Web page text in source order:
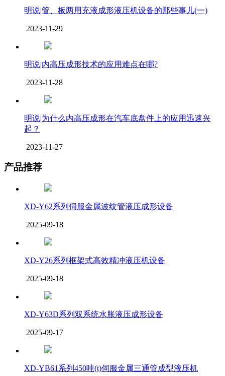
明说|管、板两用充液成形液压机设备的那些事儿(一)
2023-11-29
明说|内高压成形技术的应用难点在哪?
2023-11-28
明说|为什么内高压成形在汽车底盘件上的应用迅速兴
起？
2023-11-27
产品推荐
XD-Y62系列伺服金属波纹管液压成形设备
2025-09-18
XD-Y26系列框架式高效精冲液压机设备
2025-09-18
XD-Y63D系列双系统水胀液压成形设备
2025-09-17
XD-YB61系列450吨(t)伺服金属三通管成型液压机